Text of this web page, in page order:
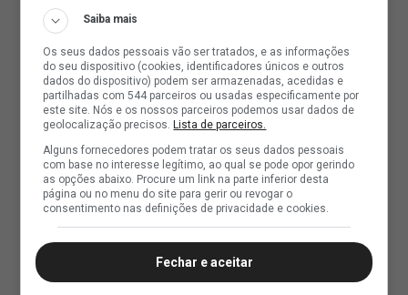
Saiba mais
Os seus dados pessoais vão ser tratados, e as informações
do seu dispositivo (cookies, identificadores únicos e outros
dados do dispositivo) podem ser armazenadas, acedidas e
partilhadas com 544 parceiros ou usadas especificamente por
este site. Nós e os nossos parceiros podemos usar dados de
geolocalização precisos.Lista de parceiros.
Alguns fornecedores podem tratar os seus dados pessoais
com base no interesse legítimo, ao qual se pode opor gerindo
as opções abaixo. Procure um link na parte inferior desta
página ou no menu do site para gerir ou revogar o
consentimento nas definições de privacidade e cookies.
Fechar e aceitar